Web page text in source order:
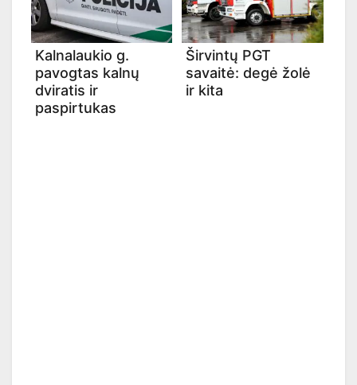
Kalnalaukio g.
pavogtas kalnų
dviratis ir
paspirtukas
Širvintų PGT
savaitė: degė žolė
ir kita